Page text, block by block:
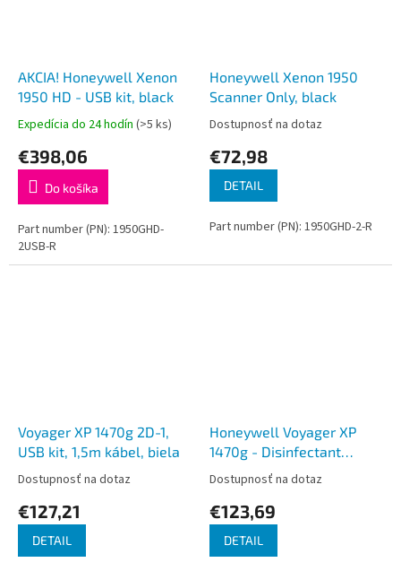
AKCIA! Honeywell Xenon
1950 HD - USB kit, black
Expedícia do 24 hodín (>5 ks)
€398,06
Do košíka
Part number (PN): 1950GHD-
2USB-R
Honeywell Xenon 1950
Scanner Only, black
Dostupnosť na dotaz
€72,98
DETAIL
Part number (PN): 1950GHD-2-R
Voyager XP 1470g 2D-1,
USB kit, 1,5m kábel, biela
Dostupnosť na dotaz
€127,21
DETAIL
Honeywell Voyager XP
1470g - Disinfectant
Ready, 2D, čierny, USB kit,
1,5 m kábel, stojan
Dostupnosť na dotaz
€123,69
DETAIL